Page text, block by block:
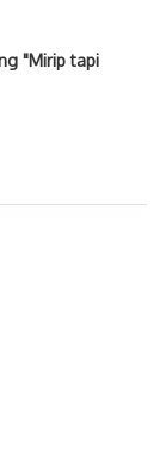
"Mirip tapi